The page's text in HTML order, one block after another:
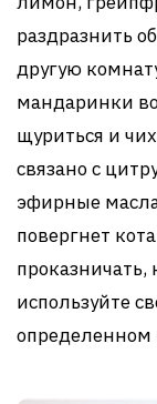
раздразнить
другую
мандаринки
щуриться и
связано с
эфирные
повергнет
используйте
определенном